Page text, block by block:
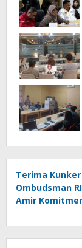
Terima
Ombudsman
Amir
Akuntabel
Administrasi